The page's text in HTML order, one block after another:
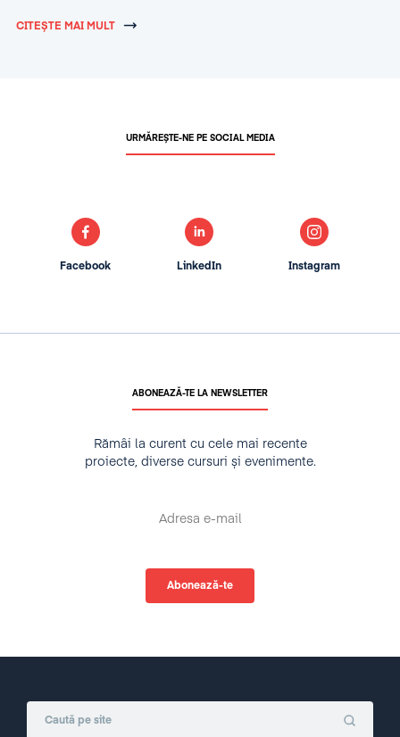
CITEȘTE MAI MULT
ABONEAZĂ-TE LA NEWSLETTER
Rămâi la curent cu cele mai recente
proiecte, diverse cursuri și evenimente.
URMĂREȘTE-NE PE SOCIAL MEDIA
Facebook LinkedIn Instagram